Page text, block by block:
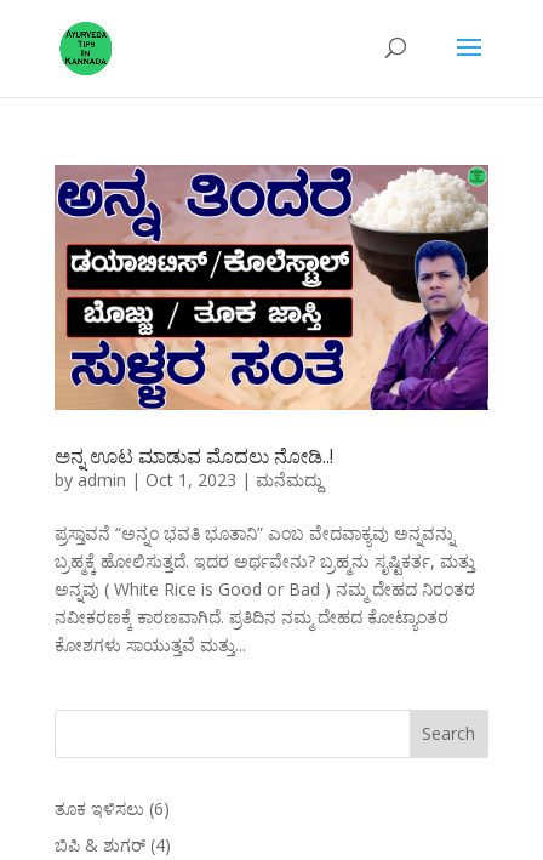
ಅನ್ನ ಊಟ ಮಾಡುವ ಮೊದಲು ನೋಡಿ..!
by admin | Oct 1, 2023 | ಮನೆಮದ್ದು
ಪ್ರಸ್ತಾವನೆ “ಅನ್ನಂ ಭವತಿ ಭೂತಾನಿ” ಎಂಬ ವೇದವಾಕ್ಯವು ಅನ್ನವನ್ನು
ಬ್ರಹ್ಮಕ್ಕೆ ಹೋಲಿಸುತ್ತದೆ. ಇದರ ಅರ್ಥವೇನು? ಬ್ರಹ್ಮನು ಸೃಷ್ಟಿಕರ್ತ, ಮತ್ತು
ಅನ್ನವು ( White Rice is Good or Bad ) ನಮ್ಮ ದೇಹದ ನಿರಂತರ
ನವೀಕರಣಕ್ಕೆ ಕಾರಣವಾಗಿದೆ. ಪ್ರತಿದಿನ ನಮ್ಮ ದೇಹದ ಕೋಟ್ಯಾಂತರ
ಕೋಶಗಳು ಸಾಯುತ್ತವೆ ಮತ್ತು...
ತೂಕ ಇಳಿಸಲು (6)
ಬಿಪಿ & ಶುಗರ್(4)